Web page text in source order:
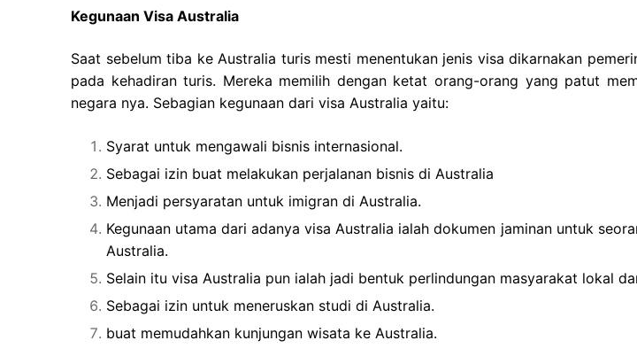
Kegunaan Visa Australia
Saat sebelum tiba ke Australia turis mesti menentukan jenis visa dikarnakan
pada kehadiran turis. Mereka memilih dengan ketat orang-orang yang patut
negara nya. Sebagian kegunaan dari visa Australia yaitu:
Syarat untuk mengawali bisnis internasional.
Sebagai izin buat melakukan perjalanan bisnis di Australia
Menjadi persyaratan untuk imigran di Australia.
Kegunaan utama dari adanya visa Australia ialah dokumen jaminan untuk
Australia.
Selain itu visa Australia pun ialah jadi bentuk perlindungan masyarakat lokal
Sebagai izin untuk meneruskan studi di Australia.
buat memudahkan kunjungan wisata ke Australia.